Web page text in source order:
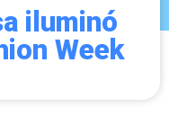
iluminó
Week